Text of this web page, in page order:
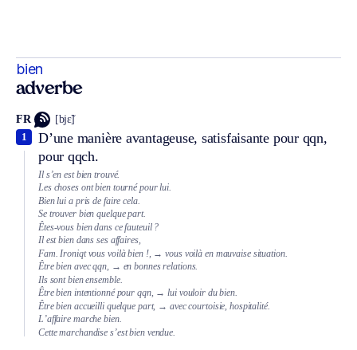
bien
adverbe
FR [bjɛ̃]
D’une manière avantageuse, satisfaisante pour qqn,
pour qqch.
1
Il s’en est bien trouvé.
Les choses ont bien tourné pour lui.
Bien lui a pris de faire cela.
Se trouver bien quelque part.
Êtes-vous bien dans ce fauteuil ?
Il est bien dans ses affaires,
Fam. Ironiqt vous voilà bien !, → vous voilà en mauvaise situation.
Être bien avec qqn, → en bonnes relations.
Ils sont bien ensemble.
Être bien intentionné pour qqn, → lui vouloir du bien.
Être bien accueilli quelque part, → avec courtoisie, hospitalité.
L’affaire marche bien.
Cette marchandise s’est bien vendue.